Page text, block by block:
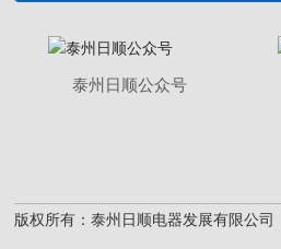
泰州日顺公众号
版权所有：泰州日顺电器发展有限公司